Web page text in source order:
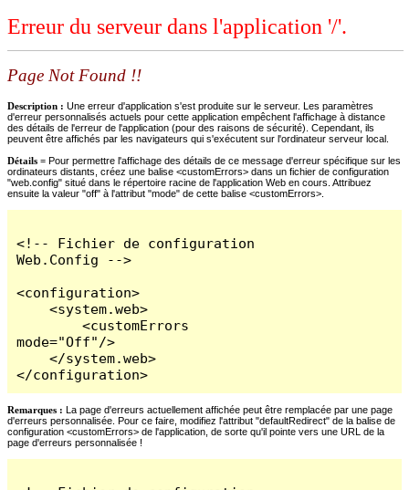
Erreur du serveur dans l'application '/'.
Page Not Found !!
Description : Une erreur d'application s'est produite sur le serveur. Les paramètres
d'erreur personnalisés actuels pour cette application empêchent l'affichage à distance
des détails de l'erreur de l'application (pour des raisons de sécurité). Cependant, ils
peuvent être affichés par les navigateurs qui s'exécutent sur l'ordinateur serveur local.
Détails = Pour permettre l'affichage des détails de ce message d'erreur spécifique sur les
ordinateurs distants, créez une balise <customErrors> dans un fichier de configuration
"web.config" situé dans le répertoire racine de l'application Web en cours. Attribuez
ensuite la valeur "off" à l'attribut "mode" de cette balise <customErrors>.
<!-- Fichier de configuration
Web.Config -->
<configuration>
    <system.web>
        <customErrors
mode="Off"/>
    </system.web>
</configuration>
Remarques : La page d'erreurs actuellement affichée peut être remplacée par une page
d'erreurs personnalisée. Pour ce faire, modifiez l'attribut "defaultRedirect" de la balise de
configuration <customErrors> de l'application, de sorte qu'il pointe vers une URL de la
page d'erreurs personnalisée !